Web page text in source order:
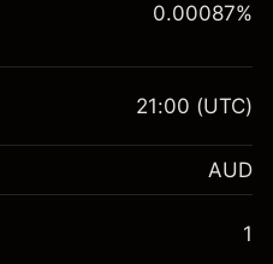
A$1,000.00
0.00087%
21:00 (UTC)
AUD
1